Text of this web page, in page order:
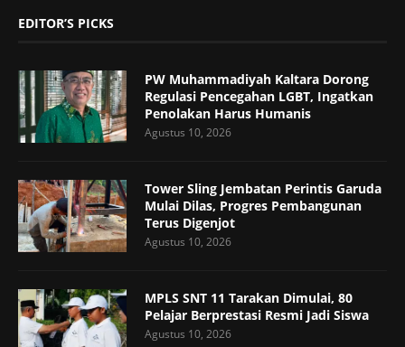
EDITOR’S PICKS
PW Muhammadiyah Kaltara Dorong
Regulasi Pencegahan LGBT, Ingatkan
Penolakan Harus Humanis
Agustus 10, 2026
Tower Sling Jembatan Perintis Garuda
Mulai Dilas, Progres Pembangunan
Terus Digenjot
Agustus 10, 2026
MPLS SNT 11 Tarakan Dimulai, 80
Pelajar Berprestasi Resmi Jadi Siswa
Agustus 10, 2026